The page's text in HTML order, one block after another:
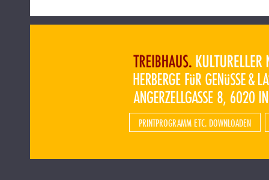
PRINTPROGRAMM ETC. DOWNLOADEN